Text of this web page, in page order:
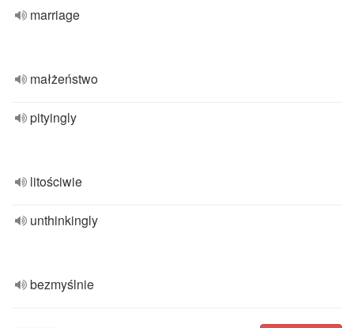
marriage
małżeństwo
pityingly
litościwie
unthinkingly
bezmyślnie